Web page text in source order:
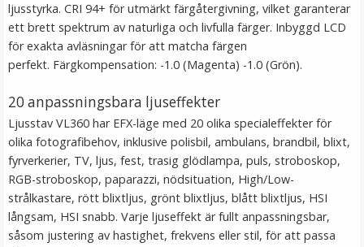
JJC SRB-F11 Avtryckarknapp - Silver med tass
★★ ★★★
ljusstyrka. CRI 94+ för utmärkt färgåtergivning, vilket garanterar
ett brett spektrum av naturliga och livfulla färger. Inbyggd LCD
för exakta avläsningar för att matcha färgen
perfekt. Färgkompensation: -1.0 (Magenta) -1.0 (Grön).
20 anpassningsbara ljuseffekter
Ljusstav VL360 har EFX-läge med 20 olika specialeffekter för
olika fotografibehov, inklusive polisbil, ambulans, brandbil, blixt,
fyrverkerier, TV, ljus, fest, trasig glödlampa, puls, stroboskop,
RGB-stroboskop, paparazzi, nödsituation, High/Low-
strålkastare, rött blixtljus, grönt blixtljus, blått blixtljus, HSI
långsam, HSI snabb. Varje ljuseffekt är fullt anpassningsbar,
såsom justering av hastighet, frekvens eller stil, för att passa